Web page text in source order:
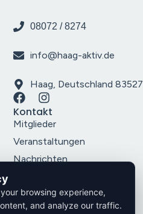
08072 / 8274
info@haag-aktiv.de
Haag, Deutschland 83527
Kontakt
Mitglieder
Veranstaltungen
Nachrichten
Rechtliches
Impressum
browsing experience,
and analyze our traffic.